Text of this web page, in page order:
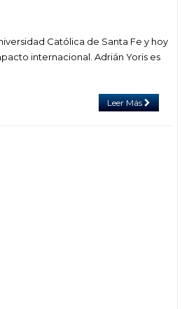
Católica de Santa Fe y hoy
internacional. Adrián Yoris es
Leer Más